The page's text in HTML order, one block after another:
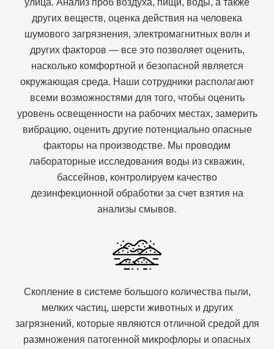
улица. Анализ проб воздуха, пищи, воды, а также
других веществ, оценка действия на человека
шумового загрязнения, электромагнитных волн и
других факторов — все это позволяет оценить,
насколько комфортной и безопасной является
окружающая среда. Наши сотрудники располагают
всеми возможностями для того, чтобы оценить
уровень освещенности на рабочих местах, замерить
вибрацию, оценить другие потенциально опасные
факторы на производстве. Мы проводим
лабораторные исследования воды из скважин,
бассейнов, контролируем качество
дезинфекционной обработки за счет взятия на
анализы смывов.
Скопление в системе большого количества пыли,
мелких частиц, шерсти животных и других
загрязнений, которые являются отличной средой для
размножения патогенной микрофлоры и опасных